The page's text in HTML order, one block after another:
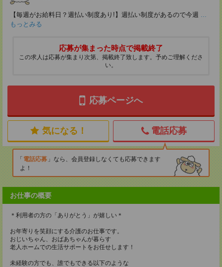
【毎週がお給料日？週払い制度あり!】週払い制度があるので今週 ...
もっとみる
応募が集まった時点で掲載終了
この求人は応募が集まり次第、掲載終了致します。予めご理解くださ
い。
応募ページへ
気になる！ 電話応募
電話応募
なら、会員登録しなくても応募できます
よ！
お仕事の概要
＊利用者の方の「ありがとう」が嬉しい＊
お年寄りを笑顔にする介護のお仕事です。
おじいちゃん、おばあちゃんが暮らす
老人ホームでの生活サポートをお任せします！
未経験の方でも、誰でもできる以下のような